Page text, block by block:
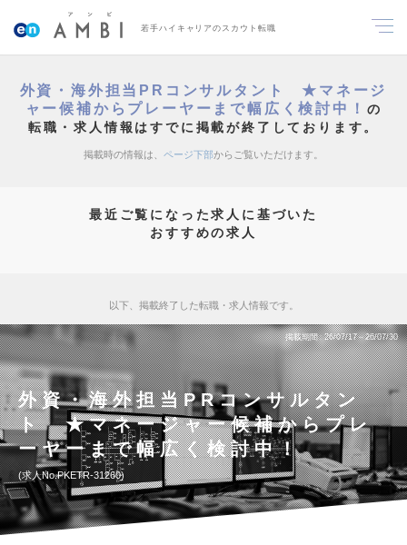
若手ハイキャリアのスカウト転職
外資・海外担当PRコンサルタント ★マネージ
ャー候補からプレーヤーまで幅広く検討中！ の
転職・求人情報はすでに掲載が終了しております。
掲載時の情報は、 ページ下部からご覧いただけます。
最近ご覧になった求人に基づいた
おすすめの求人
以下、掲載終了した転職・求人情報です。
掲載期間 26/07/17～26/07/30
外資・海外担当PRコンサルタン
ト ★マネージャー候補からプレ
ーヤーまで幅広く検討中！
求人No.PKETR-31260